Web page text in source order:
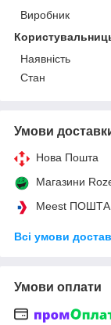
Виробник
Наявність
Стан
Умови
Нова Пошта
Магазини
Meest ПОШТА
Всі умови
Умови оплати